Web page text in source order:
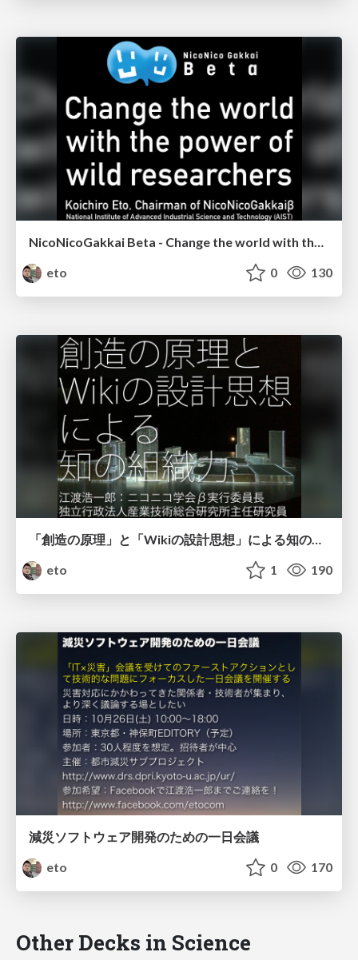
eto
0 130
「創造の原理」と「Wikiの設計思想」による知の組織力
eto
1 190
減災ソフトウェア開発のための一日会議
eto
0 170
Other Decks in Science